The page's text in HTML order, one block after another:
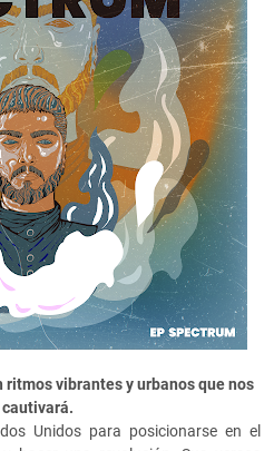
ritmos vibrantes y urbanos que nos
Unidos para posicionarse en el